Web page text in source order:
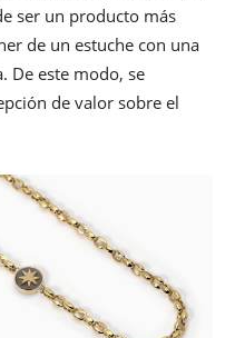
ser un producto más
de un estuche con una
De este modo, se
de valor sobre el